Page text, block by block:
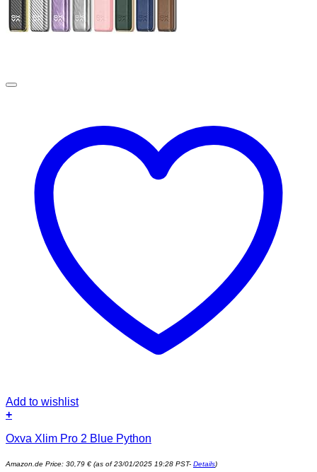
Add to wishlist
+
Oxva Xlim Pro 2 Blue Python
Amazon.de Price: 30,79 € (as of 23/01/2025 19:28 PST- Details)